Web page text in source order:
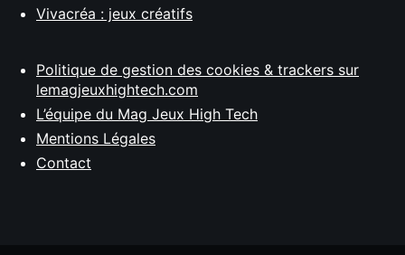
Vivacréa : jeux créatifs
Politique de gestion des cookies & trackers sur
lemagjeuxhightech.com
L’équipe du Mag Jeux High Tech
Mentions Légales
Contact